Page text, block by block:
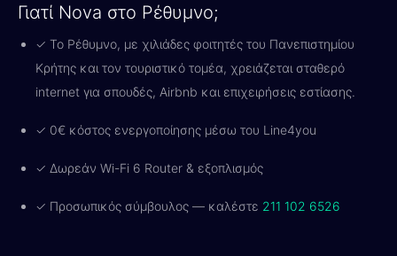
Γιατί Nova στο Ρέθυμνο;
✓ Το Ρέθυμνο, με χιλιάδες φοιτητές του Πανεπιστημίου
Κρήτης και τον τουριστικό τομέα, χρειάζεται σταθερό
internet για σπουδές, Airbnb και επιχειρήσεις εστίασης.
✓ 0€ κόστος ενεργοποίησης μέσω του Line4you
✓ Δωρεάν Wi-Fi 6 Router & εξοπλισμός
✓ Προσωπικός σύμβουλος — καλέστε 211 102 6526